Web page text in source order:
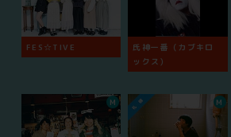
FES☆TIVE
氏神一番（カブキロ
ックス）
M M